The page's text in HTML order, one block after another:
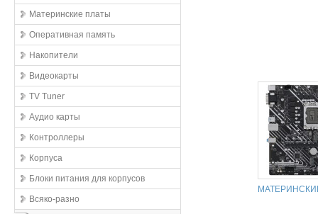
Материнские платы
Оперативная память
Накопители
Видеокарты
TV Tuner
Аудио карты
Контроллеры
Корпуса
Блоки питания для корпусов
Всяко-разно